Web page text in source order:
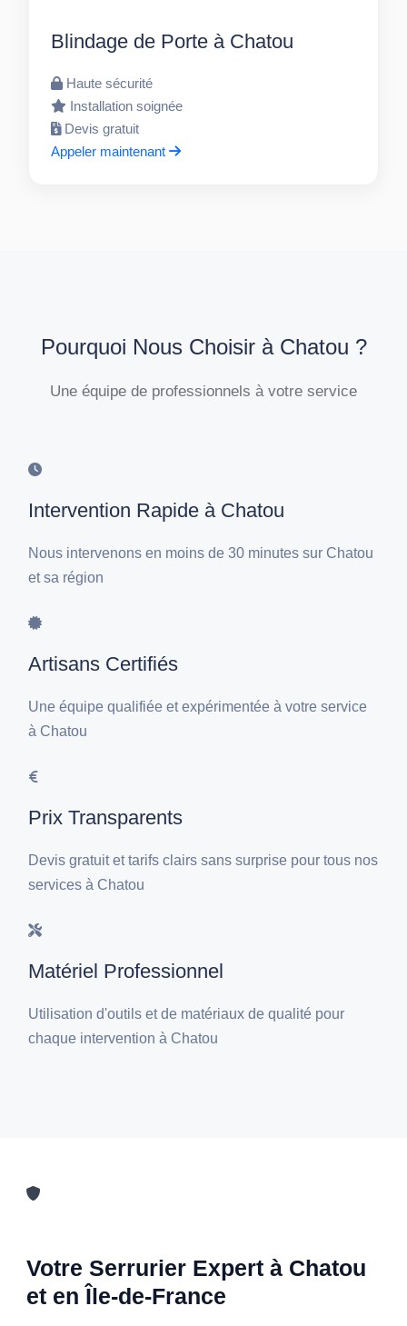
Blindage de Porte à Chatou
Haute sécurité
Installation soignée
Devis gratuit
Appeler maintenant
Pourquoi Nous Choisir à Chatou ?
Une équipe de professionnels à votre service
Intervention Rapide à Chatou
Nous intervenons en moins de 30 minutes sur Chatou
et sa région
Artisans Certifiés
Une équipe qualifiée et expérimentée à votre service
à Chatou
Prix Transparents
Devis gratuit et tarifs clairs sans surprise pour tous nos
services à Chatou
Matériel Professionnel
Utilisation d'outils et de matériaux de qualité pour
chaque intervention à Chatou
Votre Serrurier Expert à Chatou
et en Île-de-France